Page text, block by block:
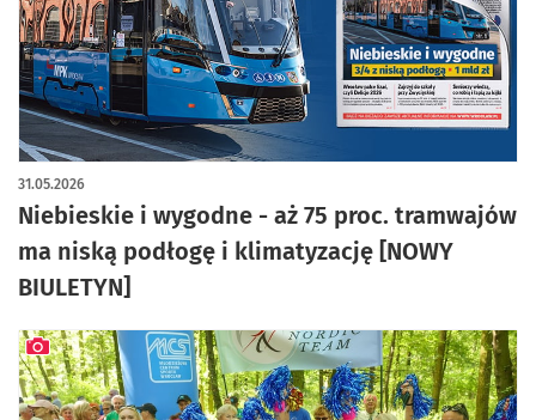
Niebieskie i wygodne - aż 75 proc. tramwajów
ma niską podłogę i klimatyzację [NOWY
BIULETYN]
31.05.2026